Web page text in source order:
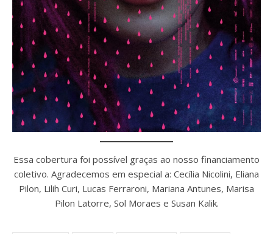
Essa cobertura foi possível graças ao nosso financiamento
coletivo. Agradecemos em especial a: Cecília Nicolini, Eliana
Pilon, Lilih Curi, Lucas Ferraroni, Mariana Antunes, Marisa
Pilon Latorre, Sol Moraes e Susan Kalik.